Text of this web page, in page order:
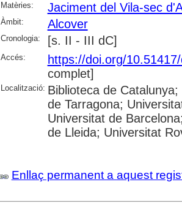
Matèries:
Jaciment del Vila-sec
Àmbit: Alcover
Cronologia: [s. II - III dC]
Accés:
https://doi.org/
complet]
Localització: Biblioteca de
de Tarragona;
Universitat de
de Lleida; Universitat
Enllaç permanent a aquest